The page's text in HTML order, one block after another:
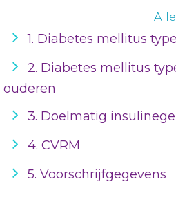
1. Diabetes mellitus
2. Diabetes mellitus
ouderen
3. Doelmatig
4. CVRM
5. Voorschrijfgegevens